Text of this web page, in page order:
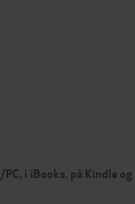
i iBooks, på Kindle